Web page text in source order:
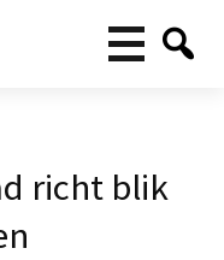
richt blik